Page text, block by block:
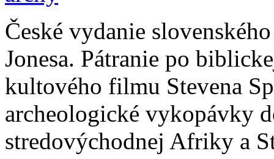
České vydanie
Jonesa. Pátranie po
kultového filmu Stevena
archeologické vykopávky
stredovýchodnej Afriky a